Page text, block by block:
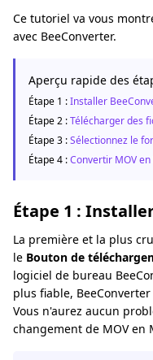
Ce tutoriel va vous
avec BeeConverter.
Aperçu rapide des
Étape 1 :Installer
Étape 2 :Télécharger des
Étape 3 :Sélectionnez le
Étape 4 :Convertir MOV en
Étape 1 :
La première et la plus
le Bouton de
logiciel de bureau
plus fiable,
Vous n'aurez aucun
changement de MOV en